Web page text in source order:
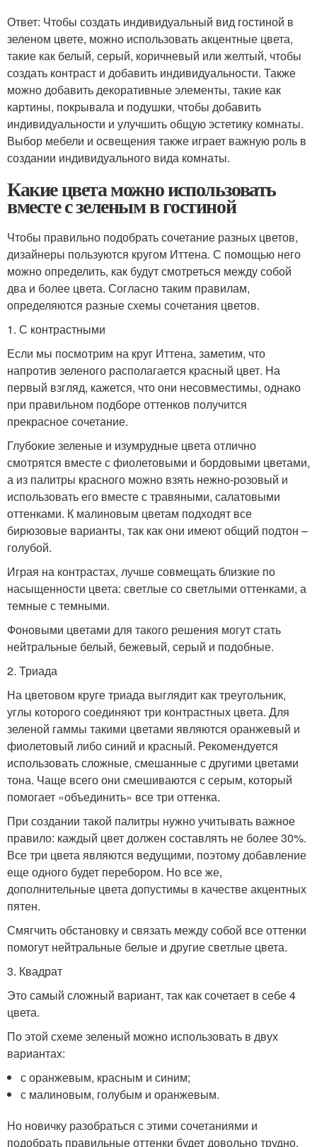
Ответ: Чтобы создать индивидуальный вид гостиной в
зеленом цвете, можно использовать акцентные цвета,
такие как белый, серый, коричневый или желтый, чтобы
создать контраст и добавить индивидуальности. Также
можно добавить декоративные элементы, такие как
картины, покрывала и подушки, чтобы добавить
индивидуальности и улучшить общую эстетику комнаты.
Выбор мебели и освещения также играет важную роль в
создании индивидуального вида комнаты.
Какие цвета можно использовать
вместе с зеленым в гостиной
Чтобы правильно подобрать сочетание разных цветов,
дизайнеры пользуются кругом Иттена. С помощью него
можно определить, как будут смотреться между собой
два и более цвета. Согласно таким правилам,
определяются разные схемы сочетания цветов.
1. С контрастными
Если мы посмотрим на круг Иттена, заметим, что
напротив зеленого располагается красный цвет. На
первый взгляд, кажется, что они несовместимы, однако
при правильном подборе оттенков получится
прекрасное сочетание.
Глубокие зеленые и изумрудные цвета отлично
смотрятся вместе с фиолетовыми и бордовыми цветами,
а из палитры красного можно взять нежно-розовый и
использовать его вместе с травяными, салатовыми
оттенками. К малиновым цветам подходят все
бирюзовые варианты, так как они имеют общий подтон –
голубой.
Играя на контрастах, лучше совмещать близкие по
насыщенности цвета: светлые со светлыми оттенками, а
темные с темными.
Фоновыми цветами для такого решения могут стать
нейтральные белый, бежевый, серый и подобные.
2. Триада
На цветовом круге триада выглядит как треугольник,
углы которого соединяют три контрастных цвета. Для
зеленой гаммы такими цветами являются оранжевый и
фиолетовый либо синий и красный. Рекомендуется
использовать сложные, смешанные с другими цветами
тона. Чаще всего они смешиваются с серым, который
помогает «объединить» все три оттенка.
При создании такой палитры нужно учитывать важное
правило: каждый цвет должен составлять не более 30%.
Все три цвета являются ведущими, поэтому добавление
еще одного будет перебором. Но все же,
дополнительные цвета допустимы в качестве акцентных
пятен.
Смягчить обстановку и связать между собой все оттенки
помогут нейтральные белые и другие светлые цвета.
3. Квадрат
Это самый сложный вариант, так как сочетает в себе 4
цвета.
По этой схеме зеленый можно использовать в двух
вариантах:
с оранжевым, красным и синим;
с малиновым, голубым и оранжевым.
Но новичку разобраться с этими сочетаниями и
подобрать правильные оттенки будет довольно трудно.